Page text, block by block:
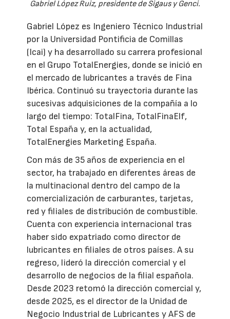
Gabriel López Ruiz, presidente de Sigaus y Genci.
Gabriel López es Ingeniero Técnico Industrial
por la Universidad Pontificia de Comillas
(Icai) y ha desarrollado su carrera profesional
en el Grupo TotalEnergies, donde se inició en
el mercado de lubricantes a través de Fina
Ibérica. Continuó su trayectoria durante las
sucesivas adquisiciones de la compañía a lo
largo del tiempo: TotalFina, TotalFinaElf,
Total España y, en la actualidad,
TotalEnergies Marketing España.
Con más de 35 años de experiencia en el
sector, ha trabajado en diferentes áreas de
la multinacional dentro del campo de la
comercialización de carburantes, tarjetas,
red y filiales de distribución de combustible.
Cuenta con experiencia internacional tras
haber sido expatriado como director de
lubricantes en filiales de otros países. A su
regreso, lideró la dirección comercial y el
desarrollo de negocios de la filial española.
Desde 2023 retomó la dirección comercial y,
desde 2025, es el director de la Unidad de
Negocio Industrial de Lubricantes y AFS de